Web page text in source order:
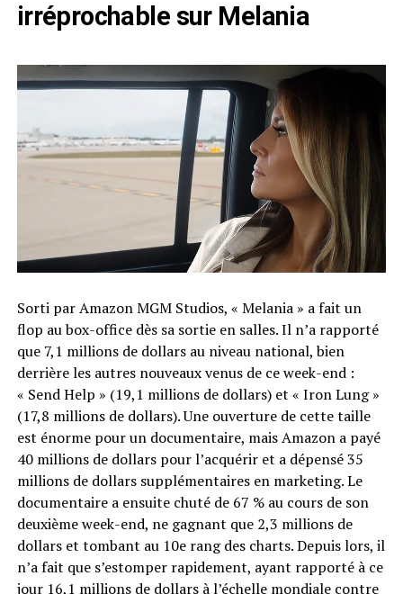
irréprochable sur Melania
Sorti par Amazon MGM Studios, « Melania » a fait un
flop au box-office dès sa sortie en salles. Il n’a rapporté
que 7,1 millions de dollars au niveau national, bien
derrière les autres nouveaux venus de ce week-end :
« Send Help » (19,1 millions de dollars) et « Iron Lung »
(17,8 millions de dollars). Une ouverture de cette taille
est énorme pour un documentaire, mais Amazon a payé
40 millions de dollars pour l’acquérir et a dépensé 35
millions de dollars supplémentaires en marketing. Le
documentaire a ensuite chuté de 67 % au cours de son
deuxième week-end, ne gagnant que 2,3 millions de
dollars et tombant au 10e rang des charts. Depuis lors, il
n’a fait que s’estomper rapidement, ayant rapporté à ce
jour 16,1 millions de dollars à l’échelle mondiale contre